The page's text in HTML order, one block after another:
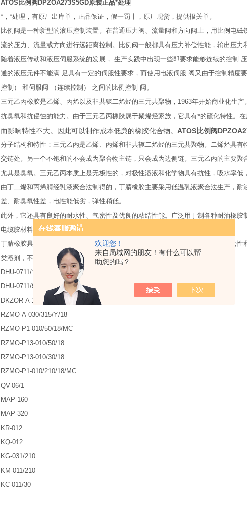
欢迎您！
来自局域网的朋友！有什么可以帮
助您的吗？
ATOS比例阀DPZOA273S5GD原装正品*处理
*，*处理，有原厂出库单，正品保证，假一罚十，原厂现货，提供报关单。
比例阀是一种新型的液压控制装置。在普通压力阀、流量阀和方向阀上，用比例电
流的压力、流量或方向进行远距离控制。比例阀一般都具有压力补偿性能，输出压力
随着液压传动和液压伺服系统的发展， 生产实践中出现一些即要求能够连续的控制
通的液压元件不能满 足具有一定的伺服性要求，而使用电液伺服 阀又由于控制精度
控制） 和伺服阀 （连续控制） 之间的比例控制 阀。
三元乙丙橡胶是乙烯、丙烯以及非共轭二烯烃的三元共聚物，1963年开始商业化生
抗臭氧和抗侵蚀的能力。由于三元乙丙橡胶属于聚烯烃家族，它具有*的硫化特性。
而影响特性不大。因此可以制作成本低廉的橡胶化合物。 ATOS比例阀
分子结构和特性：三元乙丙是乙烯、丙烯和非共轭二烯烃的三元共聚物。二烯烃具
交链处。另一个不饱和的不会成为聚合物主链，只会成为边侧链。三元乙丙的主要
尤其是臭氧。三元乙丙本质上是无极性的，对极性溶液和化学物具有抗性，吸水率低
由丁二烯和丙烯腈经乳液聚合法制得的，丁腈橡胶主要采用低温乳液聚合法生产，
差、耐臭氧性差，电性能低劣，弹性稍低。
此外，它还具有良好的耐水性、气密性及优良的粘结性能。广泛用于制各种耐油橡
电缆胶材料等，在汽车、航空、石油、复印等行业中成为*的弹性材料。
丁腈橡胶具有优良的耐油性，其耐油性仅次于聚硫橡胶和氟橡胶，并且具有的耐磨
类溶剂，不宜做绝缘材料。
DHU-0711/1
DHU-0711/9
DKZOR-A-151-L5/BY/18
RZMO-A-030/315/Y/18
RZMO-P1-010/50/18/MC
RZMO-P13-010/50/18
RZMO-P13-010/30/18
RZMO-P1-010/210/18/MC
QV-06/1
MAP-160
MAP-320
KR-012
KQ-012
KG-031/210
KM-011/210
KC-011/30